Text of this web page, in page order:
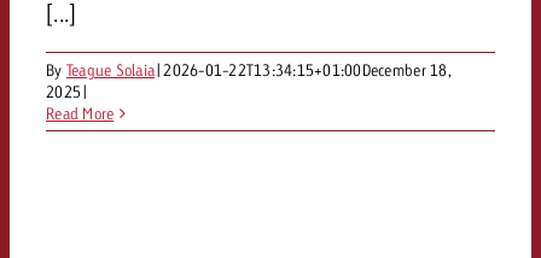
[...]
By Teague Solaia| 2026-01-22T13:34:15+01:00December 18,
2025|
Read More